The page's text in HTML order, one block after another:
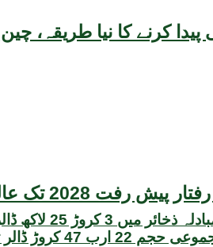
پیدا کرنے کا نیا
خطرہ بن سکتی ہے، نئی تحقیق کا انتباہ
ملکی زرمبادلہ ذخائر میں 3
اضافہ، مجموعی حجم 22